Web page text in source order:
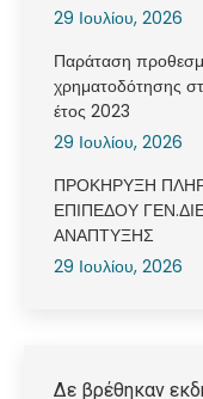
29 Ιουλίου, 2026
Παράταση
χρηματοδότησης
έτος 2023
29 Ιουλίου, 2026
ΠΡΟΚΗΡΥΞΗ
ΕΠΙΠΕΔΟΥ
ΑΝΑΠΤΥΞΗΣ
29 Ιουλίου, 2026
Δε βρέθηκαν